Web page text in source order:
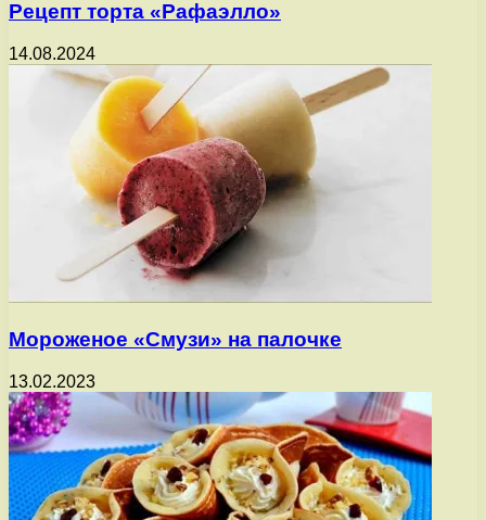
Рецепт торта «Рафаэлло»
14.08.2024
Мороженое «Смузи» на палочке
13.02.2023